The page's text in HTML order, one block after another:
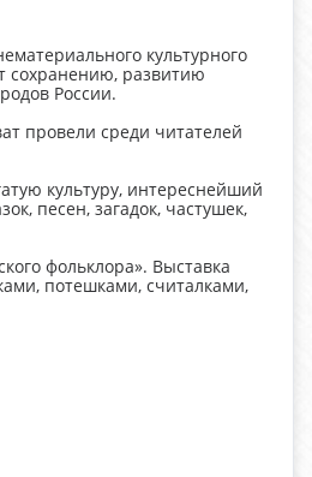
культурного
сохранению, развитию
России.
провели среди читателей
культуру, интереснейший
песен, загадок, частушек,
фольклора». Выставка
потешками, считалками,